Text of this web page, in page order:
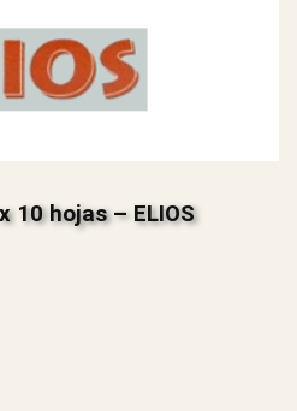
10 hojas – ELIOS